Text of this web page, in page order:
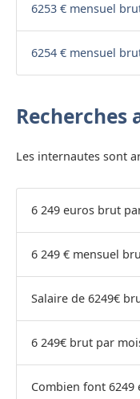
6253 € mensuel
6254 € mensuel
Recherches
Les internautes sont
6 249 euros brut
6 249 € mensuel
Salaire de 6249€
6 249€ brut par
Combien font